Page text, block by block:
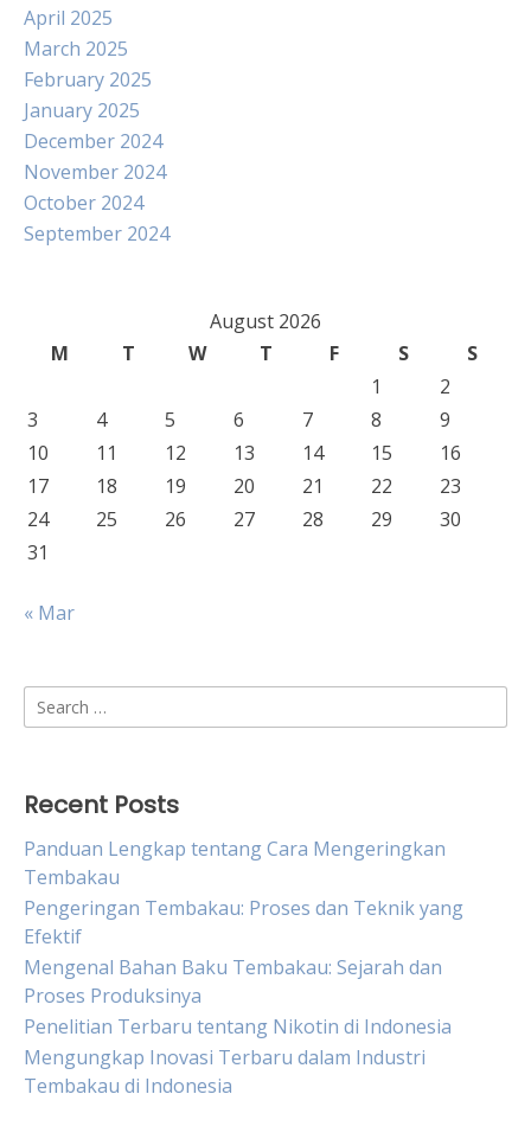
April 2025
March 2025
February 2025
January 2025
December 2024
November 2024
October 2024
September 2024
August 2026
M
T W T F S
S
1
2
3
4 5 6 7 8
9
10
11 12 13 14 15
16
17
18 19 20 21 22
23
24
25 26 27 28 29
30
31
« Mar
Search
for:
Recent Posts
Panduan Lengkap tentang Cara Mengeringkan
Tembakau
Pengeringan Tembakau: Proses dan Teknik yang
Efektif
Mengenal Bahan Baku Tembakau: Sejarah dan
Proses Produksinya
Penelitian Terbaru tentang Nikotin di Indonesia
Mengungkap Inovasi Terbaru dalam Industri
Tembakau di Indonesia